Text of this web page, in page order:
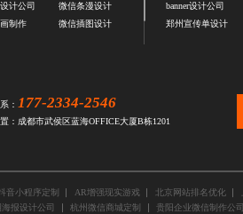
计公司
制作
微信条漫设计
微信插图设计
banner设计公司
郑州宣传单设计
： 177-2334-2546
：成都市武侯区蓝海OFFICE大厦B栋1201
音小程序定制 AR增强现实游戏 北京网站排名优化
报设计公司 杭州微信商城定制 贵阳企业微信制作公司